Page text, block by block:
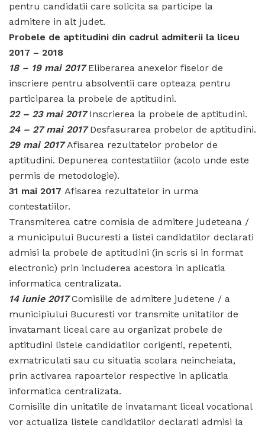
pentru candidatii care solicita sa participe la
admitere in alt judet.
Probele de aptitudini din cadrul admiterii la liceu
2017 – 2018
18 – 19 mai 2017Eliberarea anexelor fiselor de
inscriere pentru absolventii care opteaza pentru
participarea la probele de aptitudini.
22 – 23 mai 2017Inscrierea la probele de aptitudini.
24 – 27 mai 2017Desfasurarea probelor de aptitudini.
29 mai 2017Afisarea rezultatelor probelor de
aptitudini. Depunerea contestatiilor (acolo unde este
permis de metodologie).
31 mai 2017 Afisarea rezultatelor in urma
contestatiilor.
Transmiterea catre comisia de admitere judeteana /
a municipului Bucuresti a listei candidatilor declarati
admisi la probele de aptitudini (in scris si in format
electronic) prin includerea acestora in aplicatia
informatica centralizata.
14 iunie 2017Comisiile de admitere judetene / a
municipiului Bucuresti vor transmite unitatilor de
invatamant liceal care au organizat probele de
aptitudini listele candidatilor corigenti, repetenti,
exmatriculati sau cu situatia scolara neincheiata,
prin activarea rapoartelor respective in aplicatia
informatica centralizata.
Comisiile din unitatile de invatamant liceal vocational
vor actualiza listele candidatilor declarati admisi la